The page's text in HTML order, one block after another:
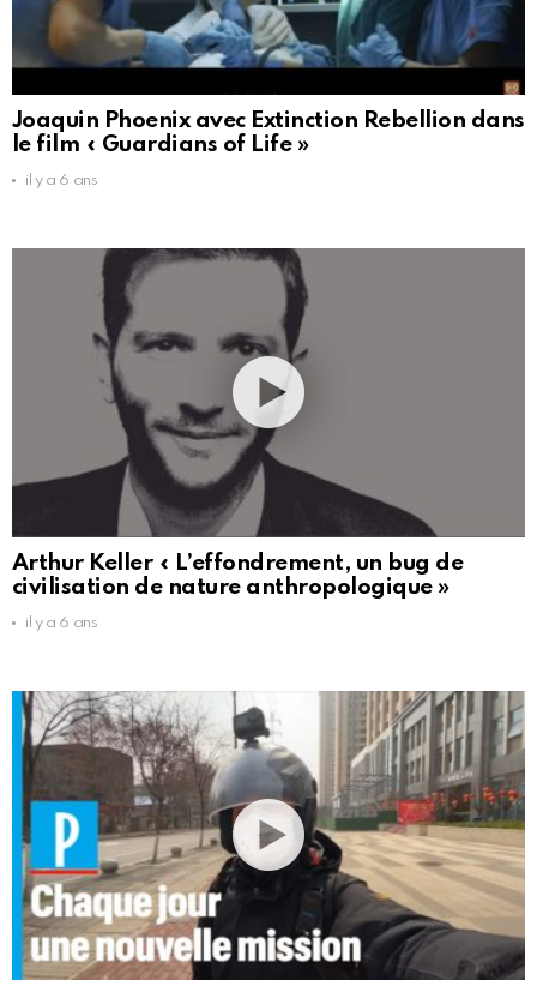
Joaquin Phoenix avec Extinction Rebellion dans
le film « Guardians of Life »
il y a 6 ans
Arthur Keller « L’effondrement, un bug de
civilisation de nature anthropologique »
il y a 6 ans